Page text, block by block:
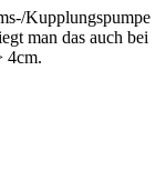
Kupplungspumpe
man das auch bei
4cm.